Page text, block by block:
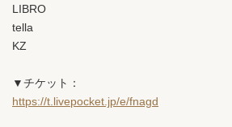
LIBRO
tella
KZ
▼チケット：
https://t.livepocket.jp/e/fnagd